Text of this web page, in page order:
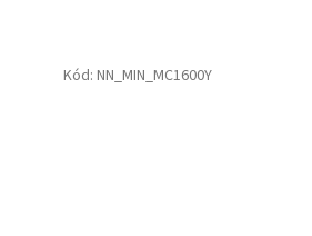
Kód:NN_MIN_MC1600Y